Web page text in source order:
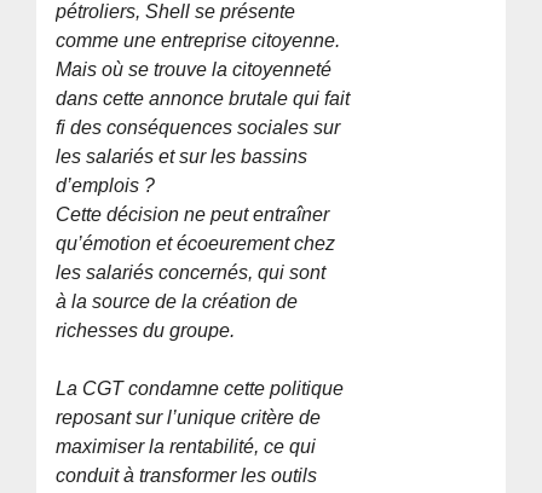
pétroliers, Shell se présente
comme une entreprise citoyenne.
Mais où se trouve la citoyenneté
dans cette annonce brutale qui fait
fi des conséquences sociales sur
les salariés et sur les bassins
d’emplois ?
Cette décision ne peut entraîner
qu’émotion et écoeurement chez
les salariés concernés, qui sont
à la source de la création de
richesses du groupe.
La CGT condamne cette politique
reposant sur l’unique critère de
maximiser la rentabilité, ce qui
conduit à transformer les outils